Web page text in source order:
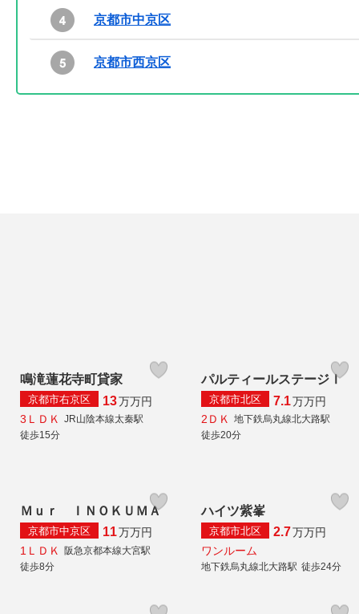
京都市中京区
京都市西京区
鳴滝蓮花寺町貸家
京都市右京区 13万万円
3ＬＤＫ
JR山陰本線太秦駅
徒歩15分
パルティールステージⅠ
京都市北区 7.1万万円
2ＤＫ
地下鉄烏丸線北大路駅
徒歩20分
Ｍｕｒ ＩＮＯＫＵＭＡ
京都市中京区 11万万円
1ＬＤＫ
阪急京都本線大宮駅
徒歩8分
ハイツ紫峯
京都市北区 2.7万万円
ワンルーム
地下鉄烏丸線北大路駅 徒歩24分